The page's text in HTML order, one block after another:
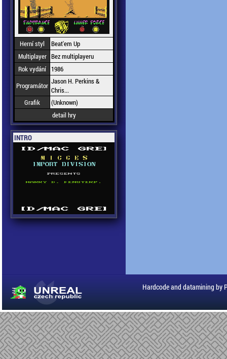
Herní styl
Beat'em Up
Multiplayer Bez multiplayeru
Rok vydání
1986
Programátor Jason H. Perkins &
Chris...
Grafik
(Unknown)
detail hry
INTRO
Hardcode and datamining by